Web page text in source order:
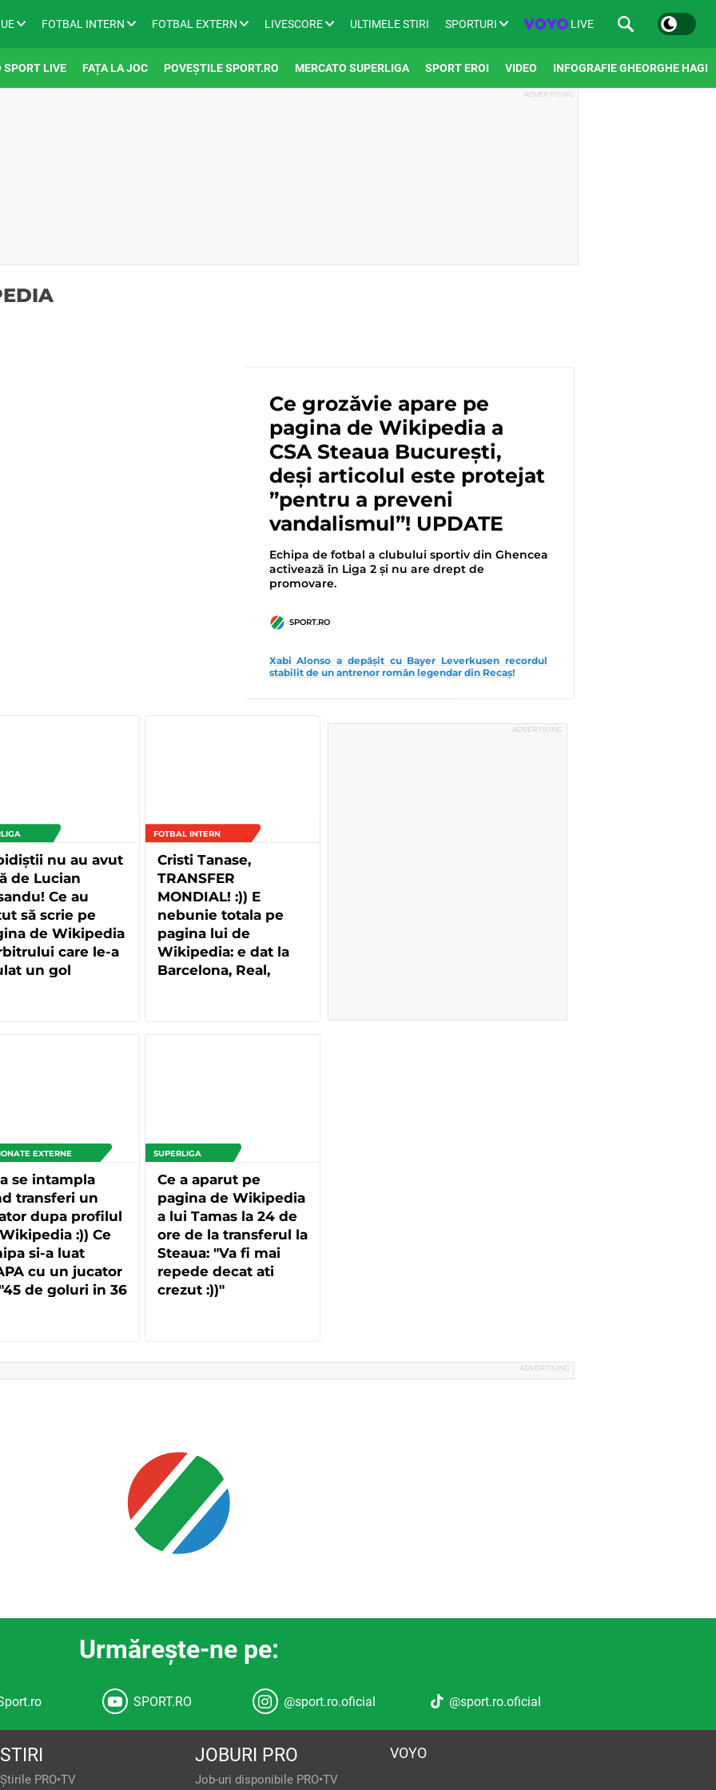
FOTBAL INTERN FOTBAL EXTERN LIVESCORE ULTIMELE STIRI SPORTURI LIVE
SPORT LIVE FAȚA LA JOC POVEȘTILE SPORT.RO MERCATO SUPERLIGA SPORT EROI VIDEO INFOGRAFIE GHEORGHE HAGI
Ce grozăvie apare pe
pagina de Wikipedia a
CSA Steaua București,
deși articolul este protejat
”pentru a preveni
vandalismul”! UPDATE
Echipa de fotbal a clubului sportiv din Ghencea
activează în Liga 2 și nu are drept de
promovare.
SPORT.RO
Xabi Alonso a depășit cu Bayer Leverkusen recordul
stabilit de un antrenor român legendar din Recaș!
nu au avut
de Lucian
Ce au
să scrie pe
de Wikipedia
care le-a
un gol
FOTBAL INTERN
Cristi Tanase,
TRANSFER
MONDIAL! :)) E
nebunie totala pe
pagina lui de
Wikipedia: e dat la
Barcelona, Real,
EXTERNE
se intampla
transferi un
dupa profilul
:)) Ce
si-a luat
cu un jucator
de goluri in 36
SUPERLIGA
Ce a aparut pe
pagina de Wikipedia
a lui Tamas la 24 de
ore de la transferul la
Steaua: "Va fi mai
repede decat ati
crezut :))"
Urmăreşte-ne pe:
SPORT.RO @sport.ro.oficial @sport.ro.oficial
STIRI
Știrile PRO•TV
JOBURI PRO
Job-uri disponibile PRO•TV
VOYO